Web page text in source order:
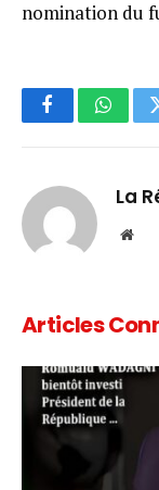
nomination du
Facebook
La
Articles